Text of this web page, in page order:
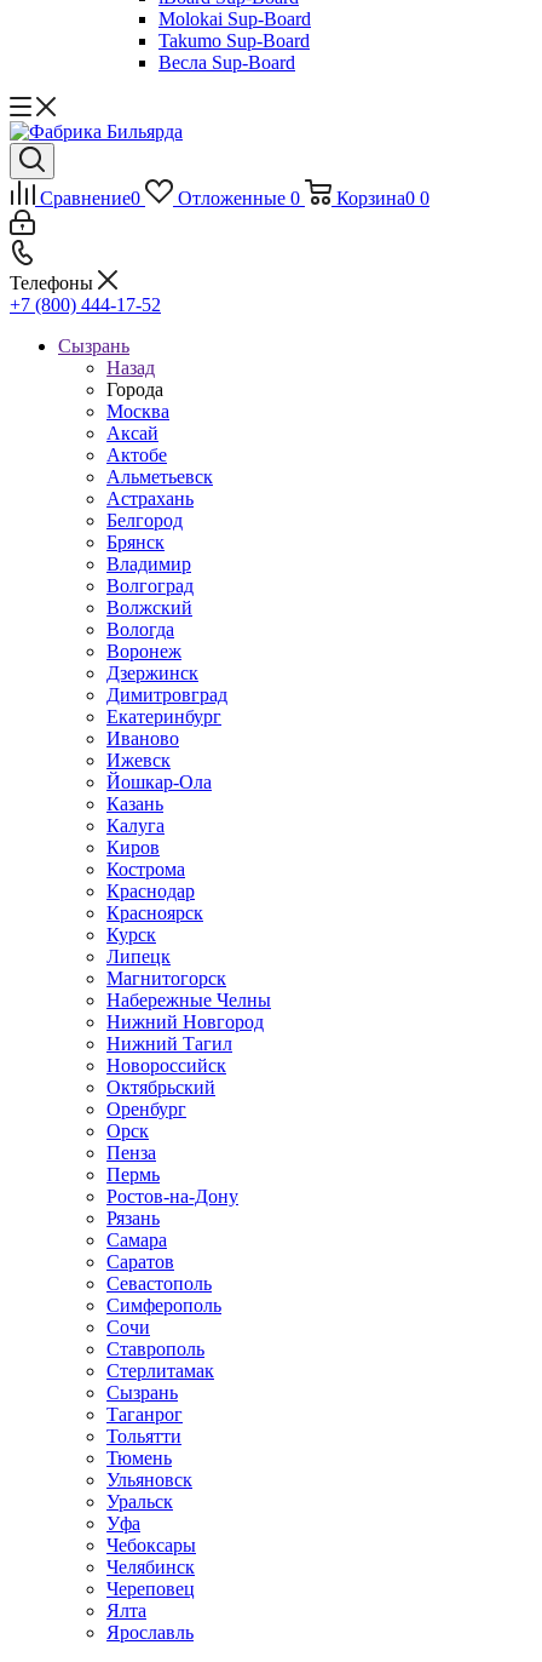
Molokai Sup-Board
Takumo Sup-Board
Весла Sup-Board
Сравнение0 Отложенные 0 Корзина0 0
Телефоны
+7 (800) 444-17-52
Сызрань
Назад
Города
Москва
Аксай
Актобе
Альметьевск
Астрахань
Белгород
Брянск
Владимир
Волгоград
Волжский
Вологда
Воронеж
Дзержинск
Димитровград
Екатеринбург
Иваново
Ижевск
Йошкар-Ола
Казань
Калуга
Киров
Кострома
Краснодар
Красноярск
Курск
Липецк
Магнитогорск
Набережные Челны
Нижний Новгород
Нижний Тагил
Новороссийск
Октябрьский
Оренбург
Орск
Пенза
Пермь
Ростов-на-Дону
Рязань
Самара
Саратов
Севастополь
Симферополь
Сочи
Ставрополь
Стерлитамак
Сызрань
Таганрог
Тольятти
Тюмень
Ульяновск
Уральск
Уфа
Чебоксары
Челябинск
Череповец
Ялта
Ярославль